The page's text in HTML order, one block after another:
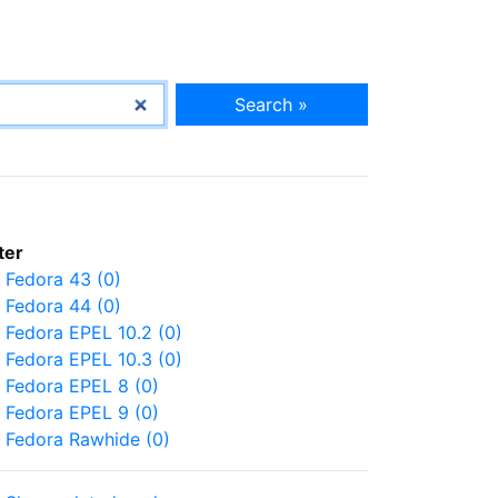
Search »
Fedora 43 (0)
Fedora 44 (0)
Fedora EPEL 10.2 (0)
Fedora EPEL 10.3 (0)
Fedora EPEL 8 (0)
Fedora EPEL 9 (0)
Fedora Rawhide (0)